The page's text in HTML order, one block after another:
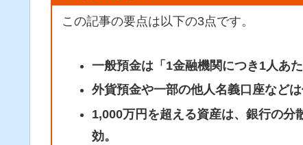
この記事の要点は以下の3点です。
一般預金は「1金融機関につき1人あ
外貨預金や一部の他人名義口座など
1,000万円を超える資産は、銀行の分
効。